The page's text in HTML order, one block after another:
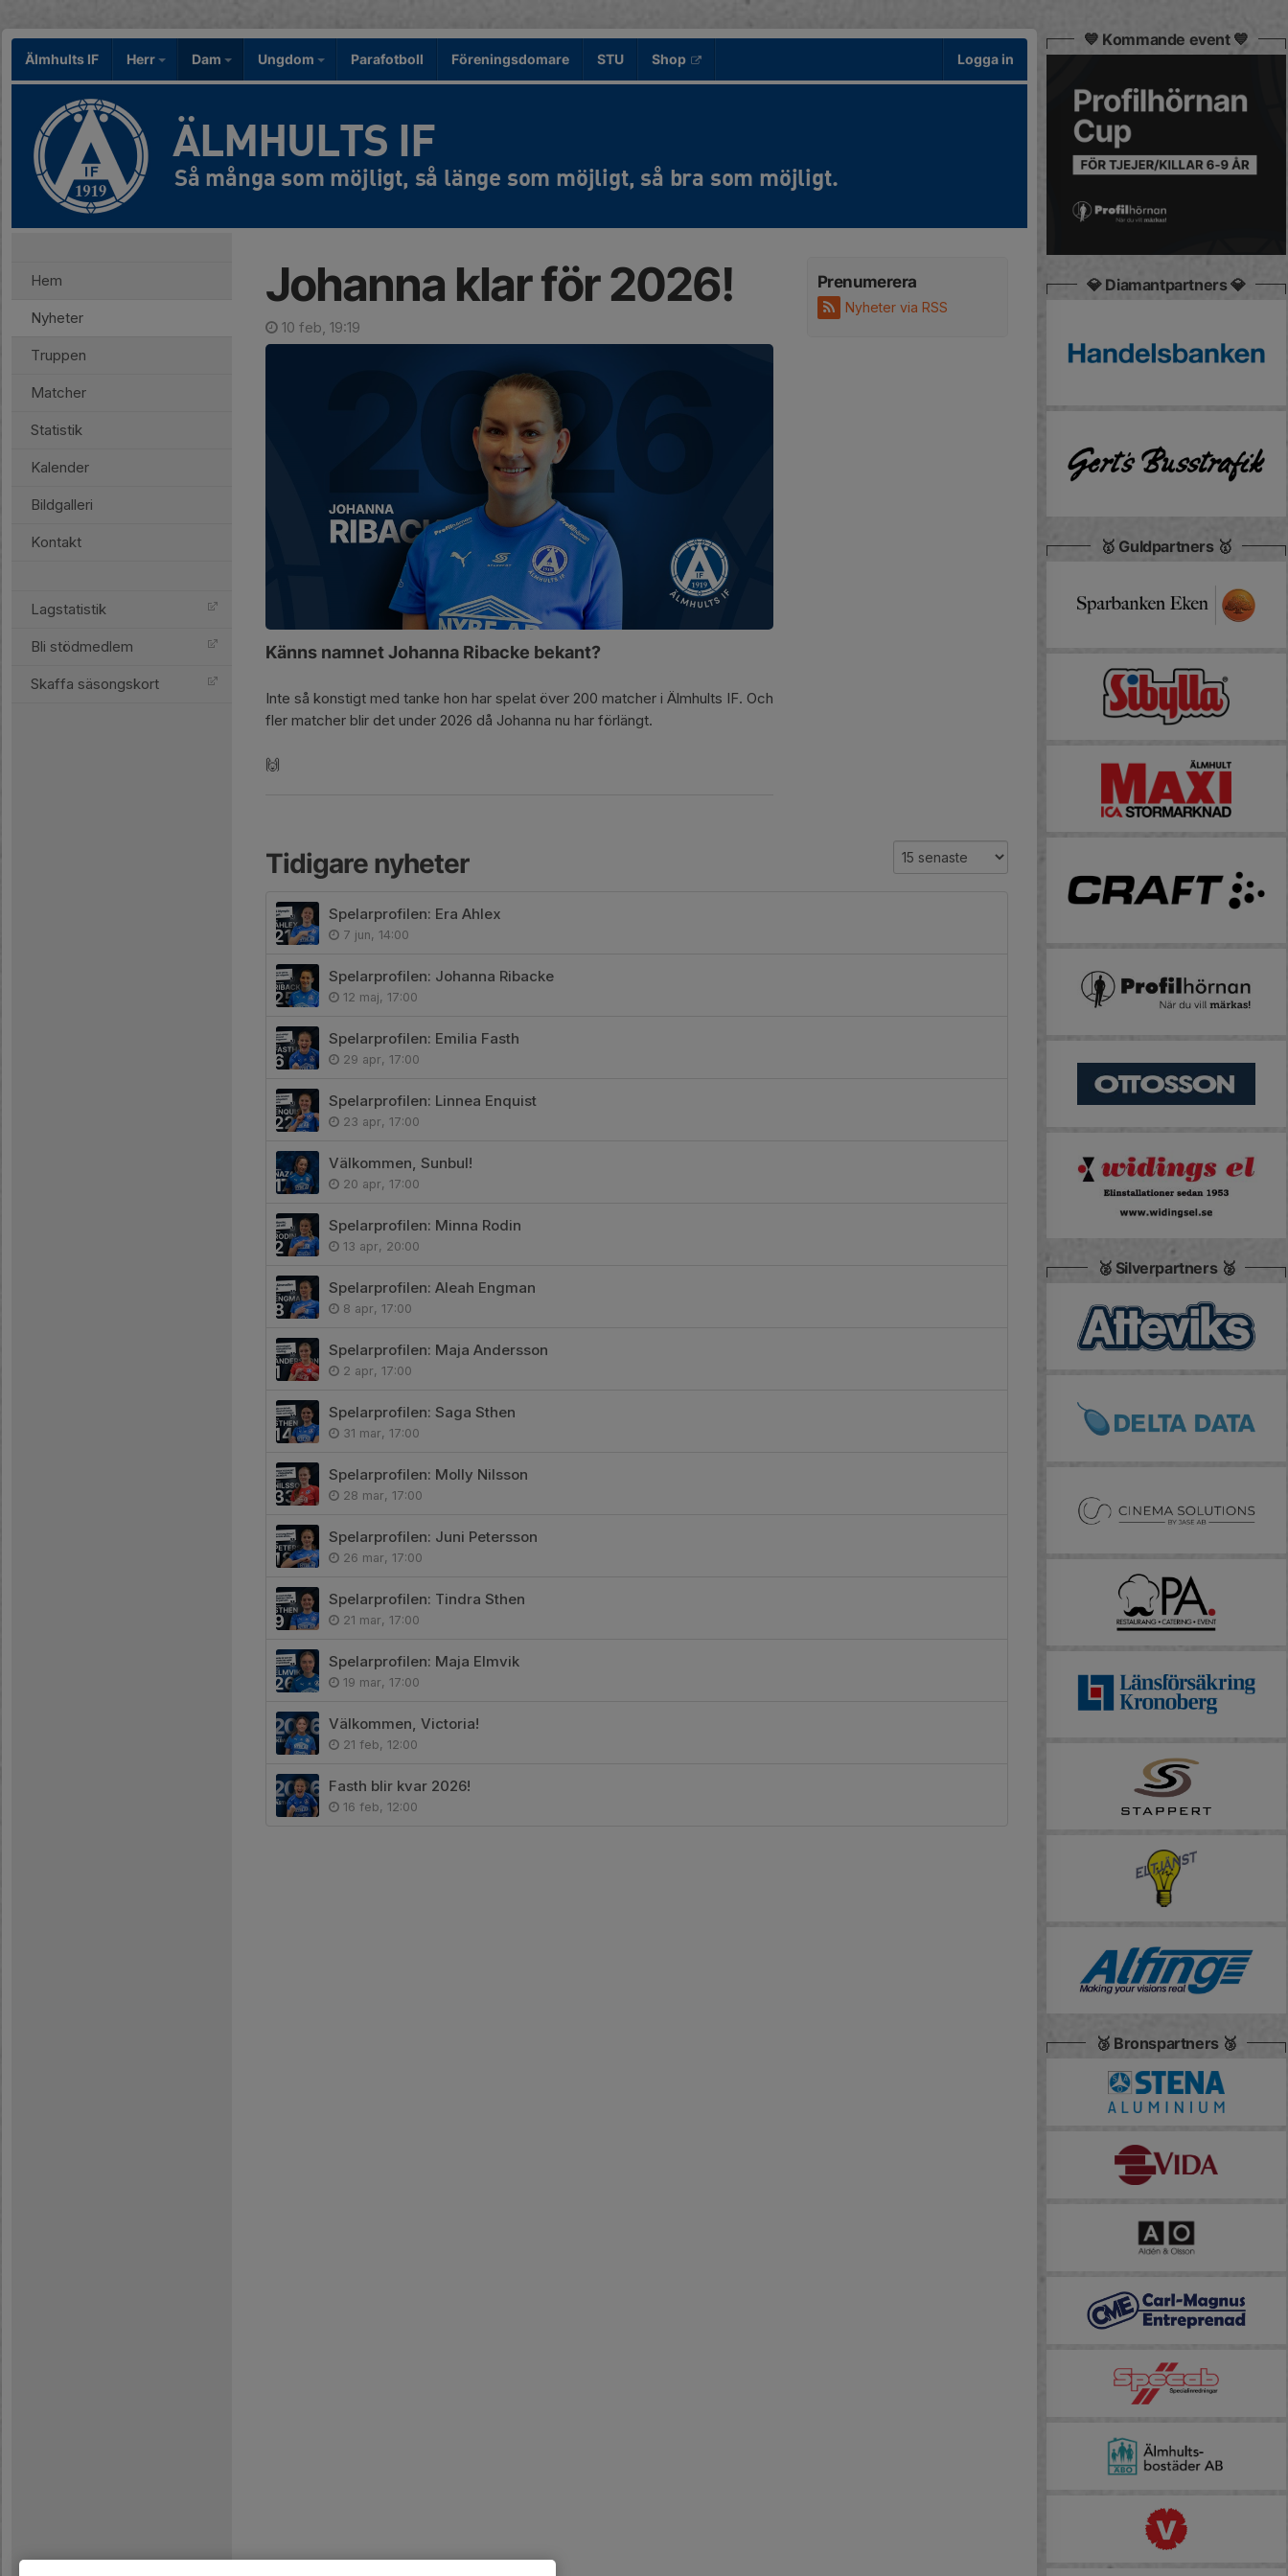
Älmhults IF Herr Dam Ungdom Parafotboll Föreningsdomare STU Shop Logga in
ÄLMHULTS IF
Hem
Nyheter
Truppen
Matcher
Statistik
Kalender
Bildgalleri
Kontakt
Lagstatistik
Bli stödmedlem
Skaffa säsongskort
Prenumerera
Nyheter via RSS
Johanna klar för 2026!
10 feb, 19:19
Känns namnet Johanna Ribacke bekant?
Inte så konstigt med tanke hon har spelat över 200 matcher i Älmhults IF. Och
fler matcher blir det under 2026 då Johanna nu har förlängt.
🙌
Tidigare nyheter
Spelarprofilen: Era Ahlex
7 jun, 14:00
Spelarprofilen: Johanna Ribacke
12 maj, 17:00
Spelarprofilen: Emilia Fasth
29 apr, 17:00
Spelarprofilen: Linnea Enquist
23 apr, 17:00
Välkommen, Sunbul!
20 apr, 17:00
Spelarprofilen: Minna Rodin
13 apr, 20:00
Spelarprofilen: Aleah Engman
8 apr, 17:00
Spelarprofilen: Maja Andersson
2 apr, 17:00
Spelarprofilen: Saga Sthen
31 mar, 17:00
Spelarprofilen: Molly Nilsson
28 mar, 17:00
Spelarprofilen: Juni Petersson
26 mar, 17:00
Spelarprofilen: Tindra Sthen
21 mar, 17:00
Spelarprofilen: Maja Elmvik
19 mar, 17:00
Välkommen, Victoria!
21 feb, 12:00
Fasth blir kvar 2026!
16 feb, 12:00
💙 Kommande event 💙
💎 Diamantpartners 💎
🥇 Guldpartners 🥇
🥈 Silverpartners 🥈
🥉 Bronspartners 🥉